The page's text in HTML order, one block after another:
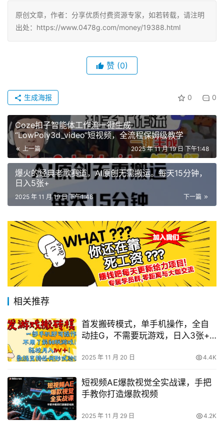
原创文章，作者：分享优质付费资源专家，如若转载，请注明
出处：https://www.0478g.com/money/19388.html
赞 (0)
0 0
生成海报
Coze扣子智能体工作流一键生成
“LowPoly3d_video“短视频，全流程保姆级教学
上一篇 2025 年 11 月 19 日 下午1:48
爆火的经典老歌赛道，AI原创无需搬运。每天15分钟，
日入5张+
下一篇
2025 年 11 月 19 日 下午1:48
相关推荐
首发搬砖模式，单手机操作，全自
动挂G，不需要玩游戏，日入3张+
2025 年 11 月 20 日 4.4K
短视频AE爆款视觉全实战课，手把
手教你打造爆款视频
2025 年 11 月 29 日 4.2K